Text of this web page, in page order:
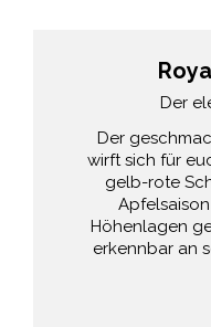
Der
Der
wirft sich für
gelb-rote
Höhenlagen
erkennbar an